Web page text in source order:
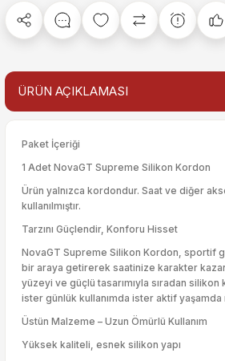
ÜRÜN AÇIKLAMASI
Paket İçeriği
1 Adet NovaGT Supreme Silikon Kordon
Ürün yalnızca kordondur. Saat ve diğer
kullanılmıştır.
Tarzını Güçlendir, Konforu Hisset
NovaGT Supreme Silikon Kordon, sportif
bir araya getirerek saatinize karakter
yüzeyi ve güçlü tasarımıyla sıradan silikon
ister günlük kullanımda ister aktif
Üstün Malzeme – Uzun Ömürlü Kullanım
Yüksek kaliteli, esnek silikon yapı